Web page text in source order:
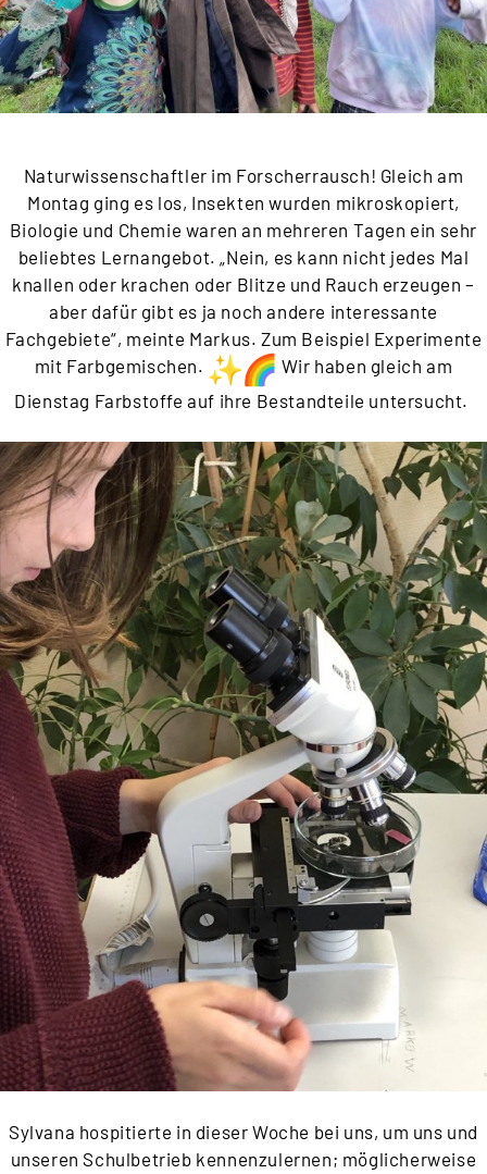
Naturwissenschaftler im Forscherrausch! Gleich am
Montag ging es los, Insekten wurden mikroskopiert,
Biologie und Chemie waren an mehreren Tagen ein sehr
beliebtes Lernangebot. „Nein, es kann nicht jedes Mal
knallen oder krachen oder Blitze und Rauch erzeugen –
aber dafür gibt es ja noch andere interessante
Fachgebiete“, meinte Markus. Zum Beispiel Experimente
mit Farbgemischen.
Wir haben gleich am
Dienstag Farbstoffe auf ihre Bestandteile untersucht.
Sylvana hospitierte in dieser Woche bei uns, um uns und
unseren Schulbetrieb kennenzulernen; möglicherweise